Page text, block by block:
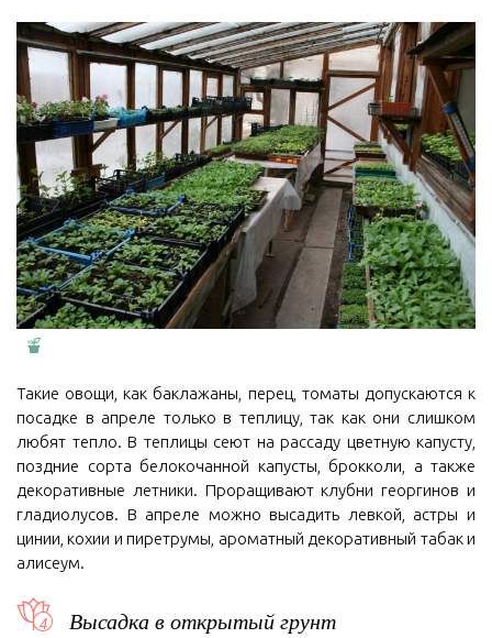
Такие овощи, как баклажаны, перец, томаты допускаются к
посадке в апреле только в теплицу, так как они слишком
любят тепло. В теплицы сеют на рассаду цветную капусту,
поздние сорта белокочанной капусты, брокколи, а также
декоративные летники. Проращивают клубни георгинов и
гладиолусов. В апреле можно высадить левкой, астры и
цинии, кохии и пиретрумы, ароматный декоративный табак и
алисеум.
Высадка в открытый грунт